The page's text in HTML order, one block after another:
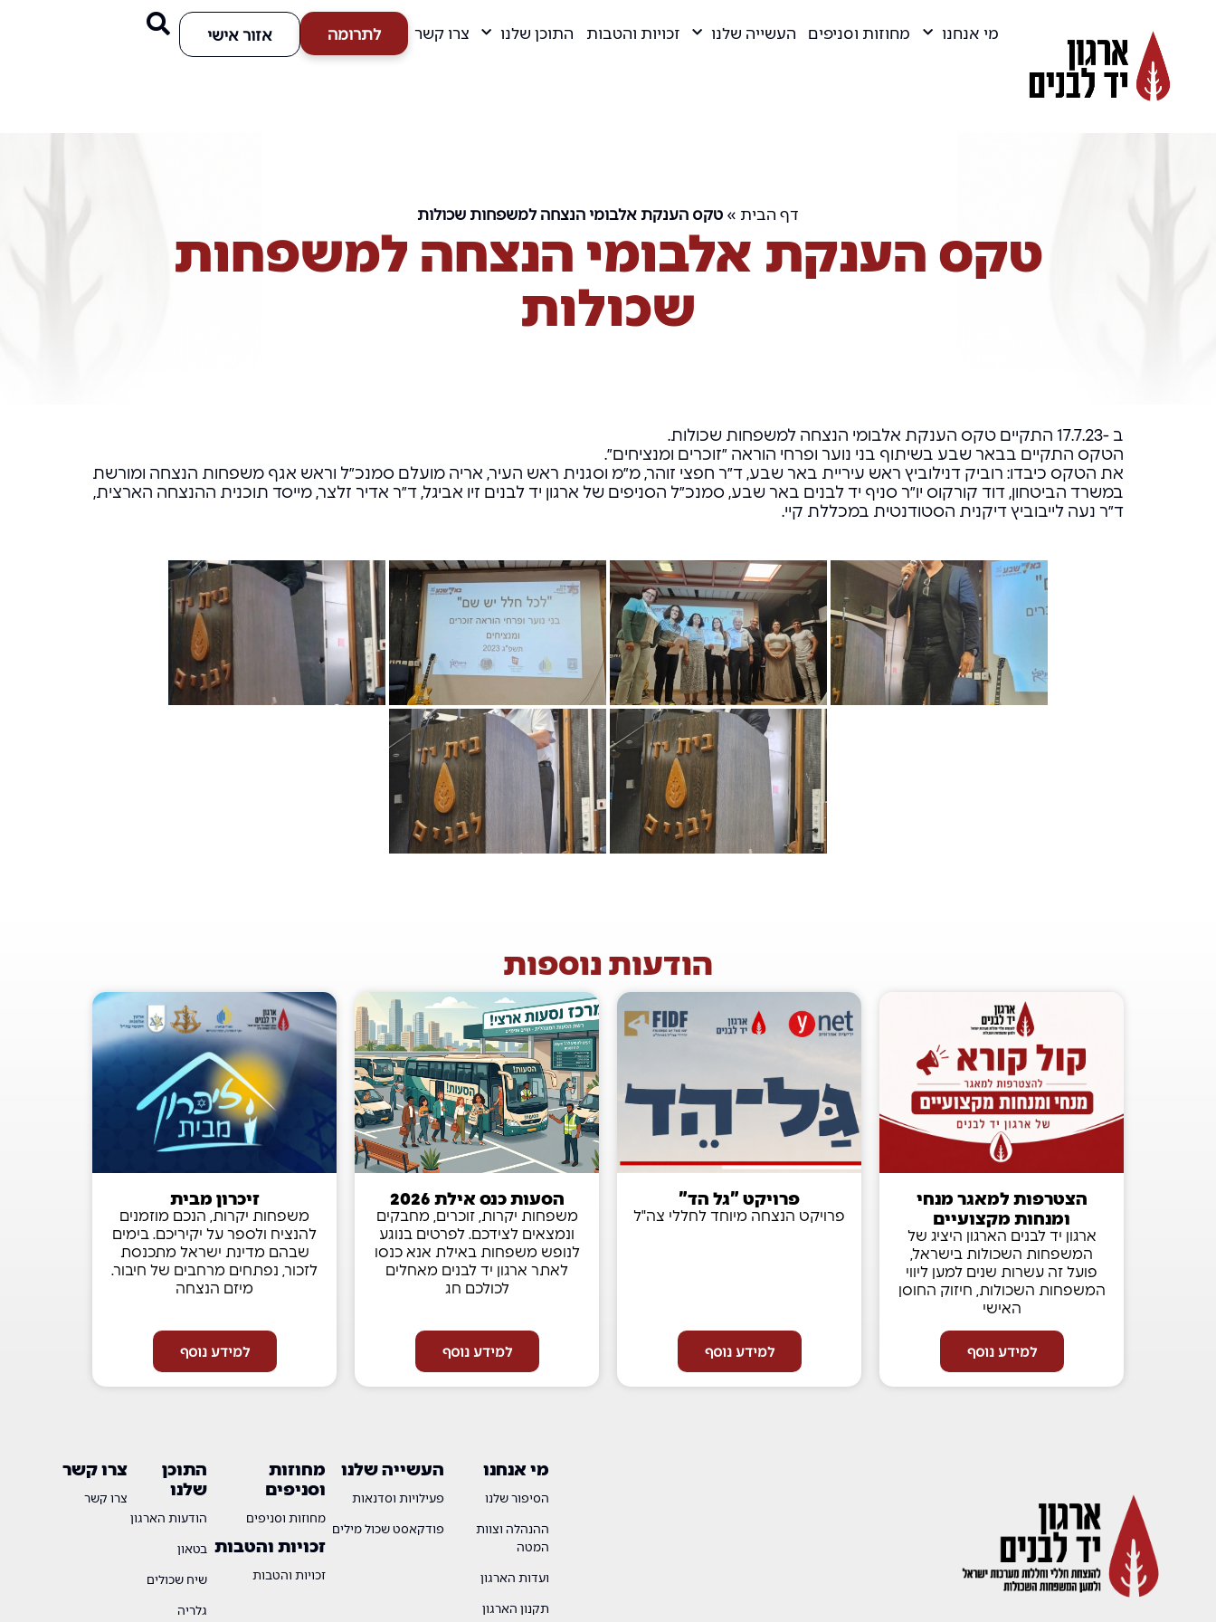
מי אנחנו מחוזות וסניפים העשייה שלנו זכויות והטבות התוכן שלנו צרו קשר לתרומה אזור אישי
דף הבית » טקס הענקת אלבומי הנצחה למשפחות שכולות
טקס הענקת אלבומי הנצחה למשפחות
שכולות
ב -17.7.23 התקיים טקס הענקת אלבומי הנצחה למשפחות שכולות.
הטקס התקיים בבאר שבע בשיתוף בני נוער ופרחי הוראה ״זוכרים ומנציחים״.
את הטקס כיבדו: רוביק דנילוביץ ראש עיריית באר שבע, ד״ר חפצי זוהר, מ״מ וסגנית ראש העיר, אריה מועלם סמנכ״ל וראש אגף משפחות הנצחה ומורשת
במשרד הביטחון, דוד קורקוס יו״ר סניף יד לבנים באר שבע, סמנכ״ל הסניפים של ארגון יד לבנים זיו אביגל, ד״ר אדיר זלצר, מייסד תוכנית ההנצחה הארצית,
ד״ר נעה לייבוביץ דיקנית הסטודנטית במכללת קיי.
הודעות נוספות
הצטרפות למאגר מנחי
ומנחות מקצועיים
ארגון יד לבנים הארגון היציג של
המשפחות השכולות בישראל,
פועל זה עשרות שנים למען ליווי
המשפחות השכולות, חיזוק החוסן
האישי
למידע נוסף
פרויקט "גל הד"
פרויקט הנצחה מיוחד לחללי צה"ל
למידע נוסף
הסעות כנס אילת 2026
משפחות יקרות, זוכרים, מחבקים
ונמצאים לצידכם. לפרטים בנוגע
לנופש משפחות באילת אנא כנסו
לאתר ארגון יד לבנים מאחלים
לכולכם חג
למידע נוסף
זיכרון מבית
משפחות יקרות, הנכם מוזמנים
להנציח ולספר על יקיריכם. בימים
שבהם מדינת ישראל מתכנסת
לזכור, נפתחים מרחבים של חיבור.
מיזם הנצחה
למידע נוסף
צרו קשר
צרו קשר
התוכן
שלנו
הודעות הארגון
בטאון
שיח שכולים
גלריה
מחוזות
וסניפים
מחוזות וסניפים
זכויות והטבות
זכויות והטבות
העשייה שלנו
פעילויות וסדנאות
פודקאסט שכול מילים
מי אנחנו
הסיפור שלנו
ההנהלה וצוות
המטה
ועדות הארגון
תקנון הארגון